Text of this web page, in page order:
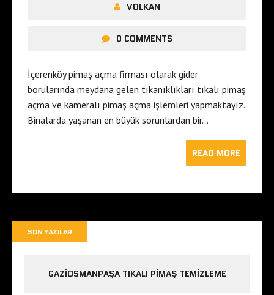
VOLKAN
0 COMMENTS
İçerenköy pimaş açma firması olarak gider
borularında meydana gelen tıkanıklıkları tıkalı pimaş
açma ve kameralı pimaş açma işlemleri yapmaktayız.
Binalarda yaşanan en büyük sorunlardan bir…
READ MORE
SON YAZILAR
GAZIOSMANPAŞA TIKALI PIMAŞ TEMIZLEME